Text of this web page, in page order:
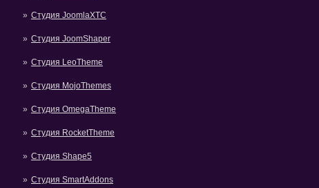
Студия JoomlaXTC
Студия JoomShaper
Студия LeoTheme
Студия MojoThemes
Студия OmegaTheme
Студия RocketTheme
Студия Shape5
Студия SmartAddons